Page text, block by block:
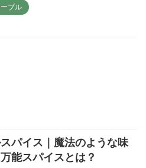
ブル
パイス｜魔法のような味
能スパイスとは？